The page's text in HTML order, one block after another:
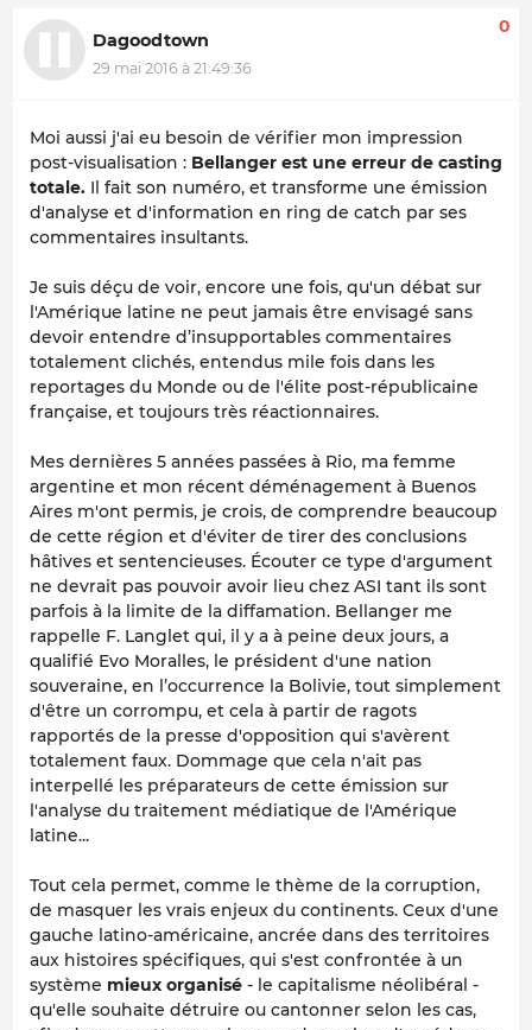
Dagoodtown
29 mai 2016 à 21:49:36
0
Moi aussi j'ai eu besoin de vérifier mon impression
post-visualisation : Bellanger est une erreur de casting
totale. Il fait son numéro, et transforme une émission
d'analyse et d'information en ring de catch par ses
commentaires insultants.
Je suis déçu de voir, encore une fois, qu'un débat sur
l'Amérique latine ne peut jamais être envisagé sans
devoir entendre d’insupportables commentaires
totalement clichés, entendus mile fois dans les
reportages du Monde ou de l'élite post-républicaine
française, et toujours très réactionnaires.
Mes dernières 5 années passées à Rio, ma femme
argentine et mon récent déménagement à Buenos
Aires m'ont permis, je crois, de comprendre beaucoup
de cette région et d'éviter de tirer des conclusions
hâtives et sentencieuses. Écouter ce type d'argument
ne devrait pas pouvoir avoir lieu chez ASI tant ils sont
parfois à la limite de la diffamation. Bellanger me
rappelle F. Langlet qui, il y a à peine deux jours, a
qualifié Evo Moralles, le président d'une nation
souveraine, en l’occurrence la Bolivie, tout simplement
d'être un corrompu, et cela à partir de ragots
rapportés de la presse d'opposition qui s'avèrent
totalement faux. Dommage que cela n'ait pas
interpellé les préparateurs de cette émission sur
l'analyse du traitement médiatique de l'Amérique
latine...
Tout cela permet, comme le thème de la corruption,
de masquer les vrais enjeux du continents. Ceux d'une
gauche latino-américaine, ancrée dans des territoires
aux histoires spécifiques, qui s'est confrontée à un
système mieux organisé - le capitalisme néolibéral -
qu'elle souhaite détruire ou cantonner selon les cas,